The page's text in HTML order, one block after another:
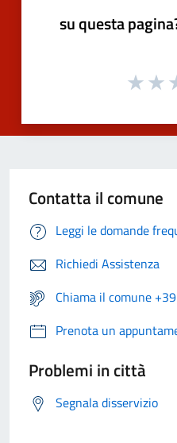
su questa
Contatta il comune
Leggi le domande
Richiedi Assistenza
Chiama il comune
Prenota un
Problemi in città
Segnala disservizio